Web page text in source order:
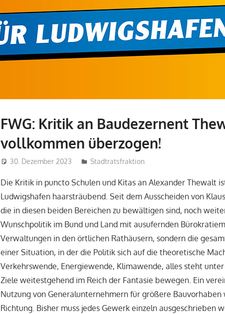
FWG: Kritik an Baudezernent
vollkommen überzogen!
30. Dezember 2023 admin
Stadtratsfraktion
Die Kritik in puncto Schulen und Kitas an Alexander Thewalt
Ludwigshafen haarsträubend. Seit dem Ausscheiden von
die in diesen beiden Bereichen zu bewältigen sind, noch
Wunschpolitik im Bund und Land mit ausufernden
Verwaltungen in den örtlichen Rathäusern, sondern die
einer Situation, in der die Politik sich auf die theoretische
Verkehrswende, Energiewende, Klimawende, alles steht
Ziele weitestgehend im Reich der Fantasie bewegen. Ein
Nutzung von Generalunternehmern für größere
Richtung. Bisher muss jedes Gewerk einzeln ausgeschrieben